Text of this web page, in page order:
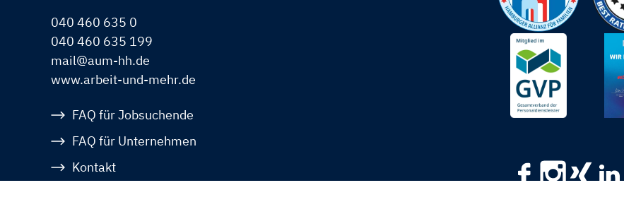
040 460 635 0
040 460 635 199
mail@aum-hh.de
www.arbeit-und-mehr.de
Navigation
FAQ für Jobsuchende
FAQ für Unternehmen
Kontakt